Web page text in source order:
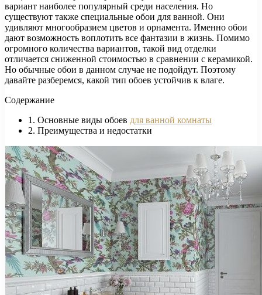
вариант наиболее популярный среди населения. Но
существуют также специальные обои для ванной. Они
удивляют многообразием цветов и орнамента. Именно обои
дают возможность воплотить все фантазии в жизнь. Помимо
огромного количества вариантов, такой вид отделки
отличается сниженной стоимостью в сравнении с керамикой.
Но обычные обои в данном случае не подойдут. Поэтому
давайте разберемся, какой тип обоев устойчив к влаге.
Содержание
1. Основные виды обоев для ванной комнаты
2. Преимущества и недостатки